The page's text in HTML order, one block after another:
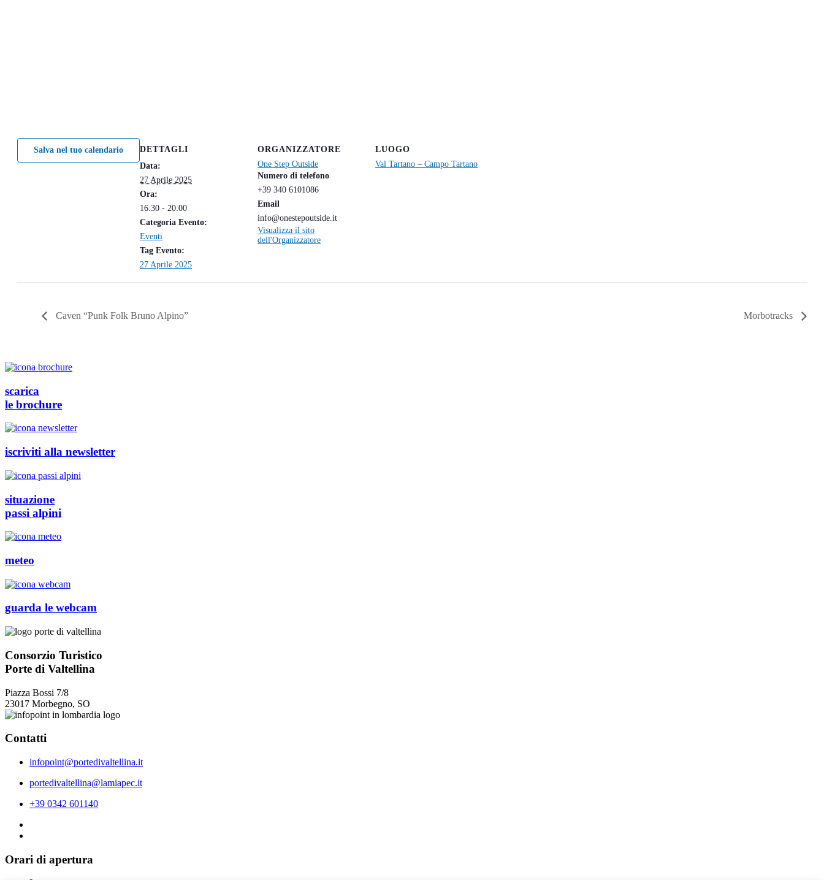
Salva nel tuo calendario
DETTAGLI
Data:
27 Aprile 2025
Ora:
16:30 - 20:00
Categoria Evento:
Eventi
Tag Evento:
27 Aprile 2025
ORGANIZZATORE
One Step Outside
Numero di telefono
+39 340 6101086
Email
info@onestepoutside.it
Visualizza il sito
dell'Organizzatore
LUOGO
Val Tartano – Campo Tartano
Caven “Punk Folk Bruno Alpino” Morbotracks
scarica
le brochure
iscriviti alla newsletter
situazione
passi alpini
meteo
guarda le webcam
Consorzio Turistico
Porte di Valtellina
Piazza Bossi 7/8
23017 Morbegno, SO
Contatti
infopoint@portedivaltellina.it
portedivaltellina@lamiapec.it
+39 0342 601140
Orari di apertura